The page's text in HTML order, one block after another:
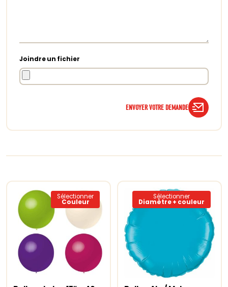
Joindre un fichier
ENVOYER VOTRE DEMANDE
Sélectionner
Couleur
produit
Sélectionner
Diamètre + couleur
Ce